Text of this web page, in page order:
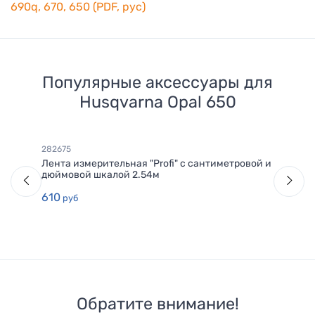
690q, 670, 650 (PDF, рус)
Популярные аксессуары для
Husqvarna Opal 650
282675
Лента измерительная "Profi" с сантиметровой и
дюймовой шкалой 2.54м
610 руб
Обратите внимание!